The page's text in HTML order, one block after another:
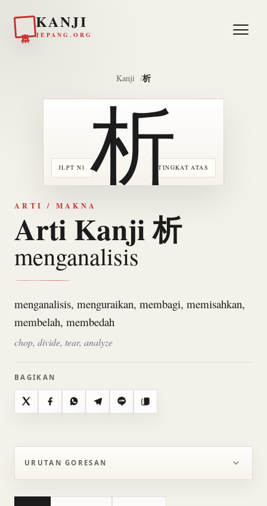
KANJI
JEPANG.ORG
Kanji 析
JLPT N1 TINGKAT ATAS
析
ARTI / MAKNA
Arti Kanji 析
menganalisis
menganalisis, menguraikan, membagi, memisahkan,
membelah, membedah
chop, divide, tear, analyze
BAGIKAN
X FacebookWhatsAppTelegramLine Salin
URUTAN GORESAN